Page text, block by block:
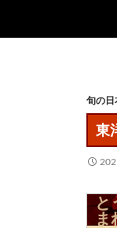
旬の日
東
と